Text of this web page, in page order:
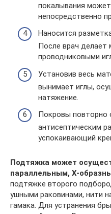
покалывания
непосредственно
Наносится
После врач делает
проводниковыми
Установив весь
вынимает иглы,
натяжение.
Покровы повторно
антисептическим
успокаивающий
Подтяжка может
параллельным, Х-
подтяжке второго
ушными раковинами, нити
гамака. Для устранения